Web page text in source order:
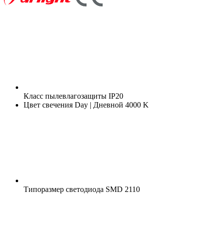
Класс пылевлагозащиты IP20
Цвет свечения Day | Дневной 4000 K
Типоразмер светодиода SMD 2110